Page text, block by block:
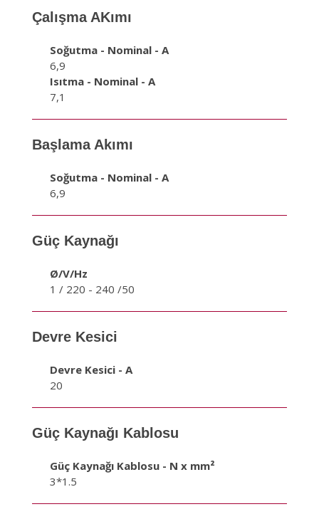
Çalışma AKımı
Soğutma - Nominal - A
6,9
Isıtma - Nominal - A
7,1
Başlama Akımı
Soğutma - Nominal - A
6,9
Güç Kaynağı
Ø/V/Hz
1 / 220 - 240 /50
Devre Kesici
Devre Kesici - A
20
Güç Kaynağı Kablosu
Güç Kaynağı Kablosu - N x mm²
3*1.5